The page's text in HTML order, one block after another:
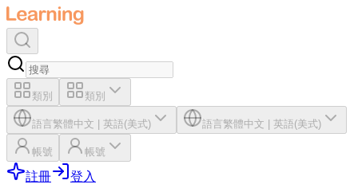
類別 類別
語言繁體中文 英語(美式) 語言繁體中文 英語(美式)
帳號 帳號
註冊 登入